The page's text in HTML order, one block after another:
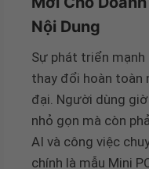
Nội Dung
Sự phát triển
thay đổi hoàn toàn
đại. Người dùng
nhỏ gọn mà còn
AI và công việc
chính là mẫu Mini